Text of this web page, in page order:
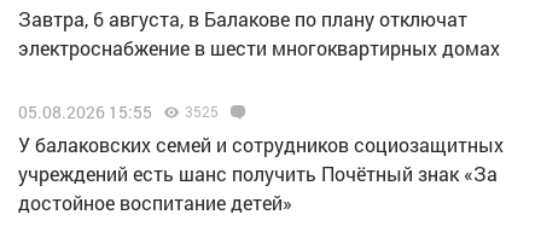
Завтра, 6 августа, в Балакове по плану отключат
электроснабжение в шести многоквартирных домах
05.08.2026 15:55 3525
У балаковских семей и сотрудников социозащитных
учреждений есть шанс получить Почётный знак «За
достойное воспитание детей»